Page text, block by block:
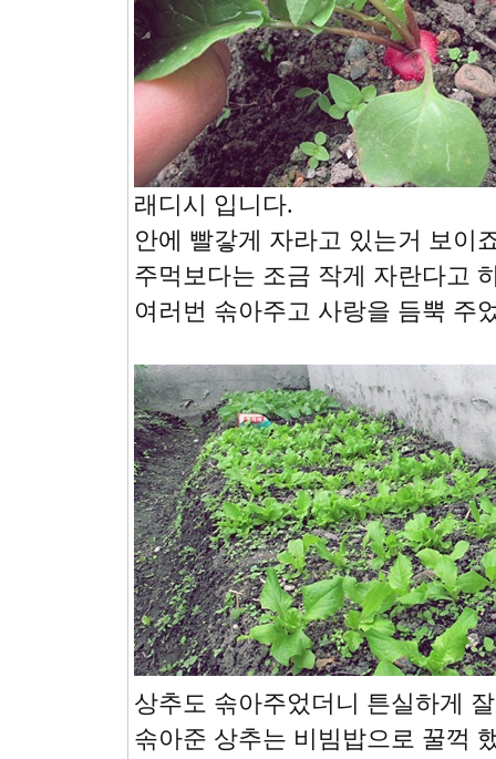
래디시 입니다.
안에 빨갛게 자라고 있는거 보이
주먹보다는 조금 작게 자란다고
여러번 솎아주고 사랑을 듬뿍 주
상추도 솎아주었더니 튼실하게
솎아준 상추는 비빔밥으로 꿀꺽